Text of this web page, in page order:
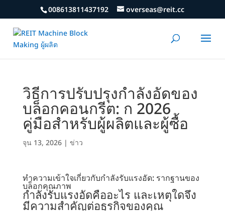
008613811437192 overseas@reit.cc
วิธีการปรับปรุงกำลังอัดของ
บล็อกคอนกรีต: ก 2026
คู่มือสำหรับผู้ผลิตและผู้ซื้อ
จุน 13, 2026| ข่าว
ทำความเข้าใจเกี่ยวกับกำลังรับแรงอัด: รากฐานของ
บล็อกคุณภาพ
กำลังรับแรงอัดคืออะไร และเหตุใดจึง
มีความสำคัญต่อธุรกิจของคุณ